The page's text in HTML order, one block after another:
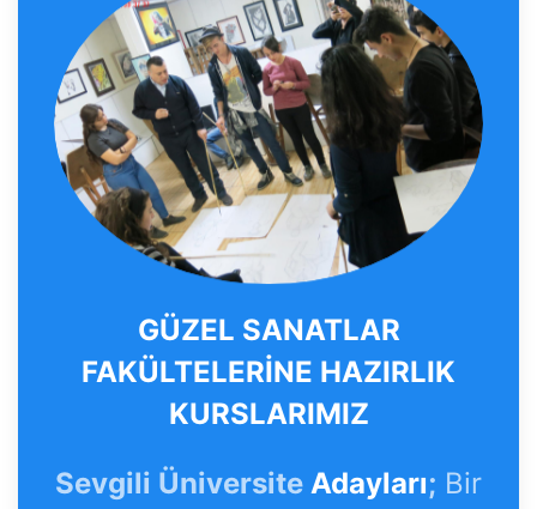
GÜZEL SANATLAR
FAKÜLTELERİNE HAZIRLIK
KURSLARIMIZ
Sevgili Üniversite Adayları; Bir